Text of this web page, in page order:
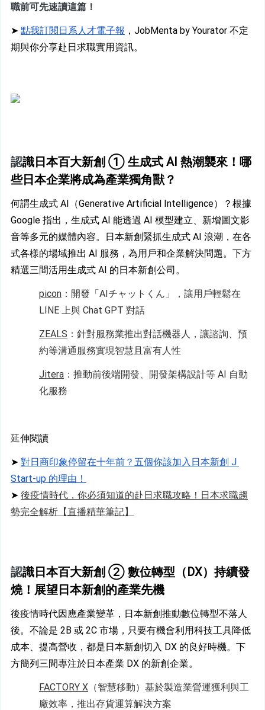
職前可先速讀這篇！
➤ 點我訂閱日系人才電子報 ，JobMenta by Yourator 不定
期與你分享赴日求職實用資訊。
認識日本百大新創 ① 生成式 AI 熱潮襲來！哪
些日本企業將成為產業獨角獸？
何謂生成式 AI（Generative Artificial Intelligence）？根據
Google 指出，生成式 AI 能透過 AI 模型建立、新增圖文影
音等多元的媒體內容。日本新創緊抓生成式 AI 浪潮，在各
式各樣的場域推出 AI 服務，為用戶和企業解決問題。下方
精選三間活用生成式 AI 的日本新創公司。
picon ：開發「AIチャットくん」，讓用戶輕鬆在
LINE 上與 Chat GPT 對話
ZEALS ：針對服務業推出對話機器人，讓諮詢、預
約等溝通服務實現智慧且富有人性
Jitera ：推動前後端開發、開發架構設計等 AI 自動
化服務
延伸閱讀
➤ 對日商印象停留在十年前？五個你該加入日本新創 J
Start-up 的理由！
➤ 後疫情時代，你必須知道的赴日求職攻略！日本求職趨
勢完全解析【直播精華筆記】
認識日本百大新創 ② 數位轉型（DX）持續發
燒！展望日本新創的產業先機
後疫情時代因應產業變革，日本新創推動數位轉型不落人
後。不論是 2B 或 2C 市場，只要有機會利用科技工具降低
成本、提高營收，都是日本新創切入 DX 的良好時機。下
方簡列三間專注於日本產業 DX 的新創企業。
FACTORY X （智慧移動）基於製造業營運獲利與工
廠效率，推出存貨運算解決方案